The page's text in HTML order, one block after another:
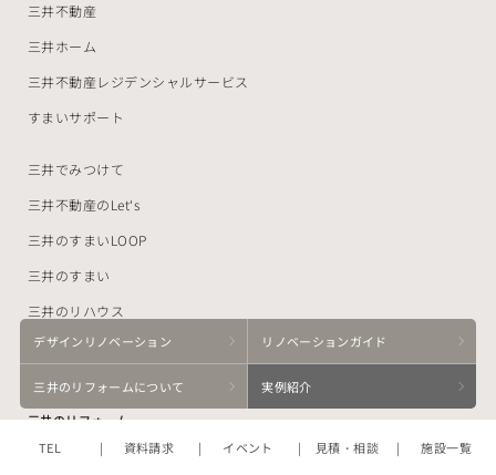
デザイン リノベーション リノベーションガイド
実例紹介
三井のリフォームについて
TEL 資料請求 イベント 見積・相談 施設一覧
三井不動産
三井ホーム
三井不動産レジデンシャルサービス
すまいサポート
三井でみつけて
三井不動産のLet‘s
三井のすまいLOOP
三井のすまい
三井のリハウス
三井の賃貸
三井のリフォーム